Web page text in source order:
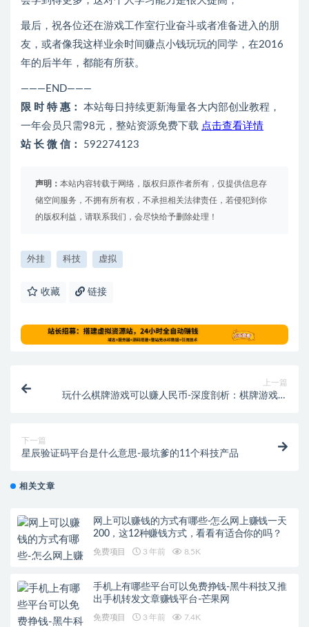
最后，祝各位还在游戏工作室行业奋斗或者准备进入的朋
友，或者像我这样业余时间赚点小钱玩玩的同学，在2016
年的后半年，都能有所获。
———END———
限 时 特 惠： 本站每日持续更新海量各大内部创业教程，
一年会员只需98元，整站资源免费下载 点击查看详情
站 长 微 信： 592274123
声明： 本站内容转载于网络，版权归原作者所有，仅提供信息存
储空间服务，不拥有所有权，不承担相关法律责任，若侵犯到你
的版权利益，请联系我们，会尽快给予删除处理！
外挂 科技 虚拟
收藏 链接
上一篇
玩什么棋牌游戏可以赚人民币-深度剖析：棋牌游戏的
下一篇
星辰验证码平台是什么意思-最坑爹的11个科技产品
相关文章
网上可以赚钱的方式有哪些-怎么网上赚钱一天
200，这12种赚钱方式，看看有适合你的吗？
免费项目 3 年前 8.5K
手机上有哪些平台可以免费挣钱-黑牛科技又推
出手机转发文章赚钱平台-芒果网
免费项目 3 年前 7.4K